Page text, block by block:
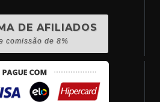
DE AFILIADOS
comissão de 8%